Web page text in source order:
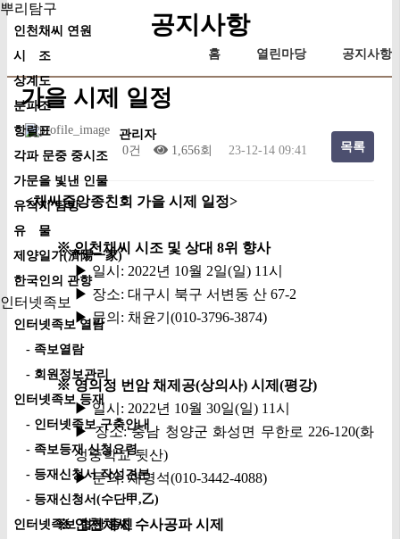
뿌리탐구
인천채씨 연원
시 조
상계도
분파조
항렬표
각파 문중 중시조
가문을 빛낸 인물
유적지 탐방
유 물
제양일가(濟陽一家)
한국인의 관향
인터넷족보
인터넷족보 열람
- 족보열람
- 회원정보관리
인터넷족보 등재
- 인터넷족보 구축안내
- 족보등재 신청요령
- 등재신청서 작성견본
- 등재신청서(수단甲,乙)
인터넷족보 협찬 종친
공지사항
홈 열린마당 공지사항
가을 시제 일정
관리자
0건
1,656회 23-12-14 09:41 목록
<채씨중앙종친회 가을 시제 일정>
※ 인천채씨 시조 및 상대 8위 향사
▶ 일시: 2022년 10월 2일(일) 11시
▶ 장소: 대구시 북구 서변동 산 67-2
▶문의: 채윤기(010-3796-3874)
※ 영의정 번암 채제공(상의사) 시제(평강)
▶일시: 2022년 10월 30일(일) 11시
▶장소: 충남 청양군 화성면 무한로 226-120(화
성중학교 뒷산)
▶문의: 채명석(010-3442-4088)
※ 인천채씨 수사공파 시제